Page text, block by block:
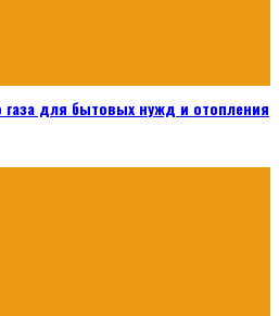
газа для бытовых нужд и отопления